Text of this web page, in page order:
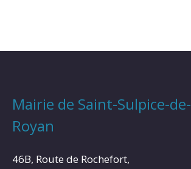
Mairie de Saint-Sulpice-de-
Royan
46B, Route de Rochefort,